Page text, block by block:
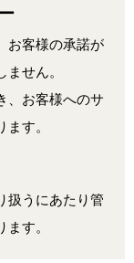
お客様の承諾が
せん。
、お客様へのサ
す。
扱うにあたり管
す。